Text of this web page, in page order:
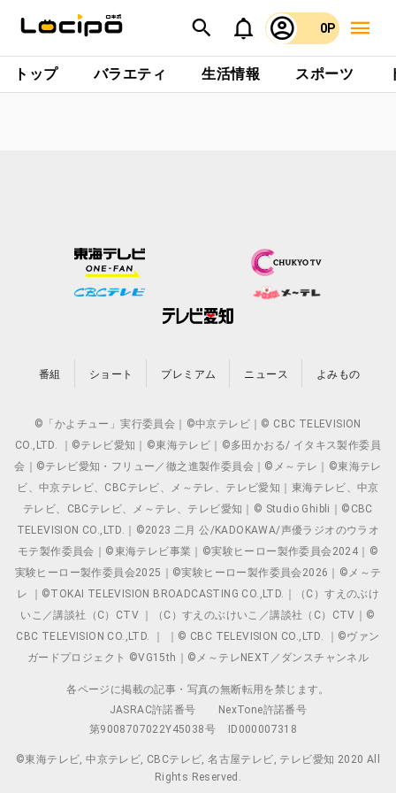
0P
トップ バラエティ 生活情報 スポーツ
番組 ショート プレミアム ニュース よみもの
©「かよチュー」実行委員会｜©中京テレビ｜© CBC TELEVISION
CO.,LTD. ｜©テレビ愛知｜©東海テレビ｜©多田かおる/ イタキス製作委員
会｜©テレビ愛知・フリュー／徹之進製作委員会｜©メ～テレ｜©東海テレ
ビ、中京テレビ、CBCテレビ、メ～テレ、テレビ愛知｜東海テレビ、中京
テレビ、CBCテレビ、メ～テレ、テレビ愛知｜© Studio Ghibli｜©CBC
TELEVISION CO.,LTD.｜©2023 二月 公/KADOKAWA/声優ラジオのウラオ
モテ製作委員会｜©東海テレビ事業｜©実験ヒーロー製作委員会2024｜©
実験ヒーロー製作委員会2025｜©実験ヒーロー製作委員会2026｜©メ～テ
レ ｜©TOKAI TELEVISION BROADCASTING CO.,LTD.｜（C）すえのぶけ
いこ／講談社（C）CTV ｜（C）すえのぶけいこ／講談社（C）CTV｜©
CBC TELEVISION CO.,LTD. ｜ ｜© CBC TELEVISION CO.,LTD. ｜©ヴァン
ガードプロジェクト ©VG15th｜©メ～テレNEXT／ダンスチャンネル
各ページに掲載の記事・写真の無断転用を禁じます。
JASRAC許諾番号
NexTone許諾番号
第9008707022Y45038号
ID000007318
©東海テレビ, 中京テレビ, CBCテレビ, 名古屋テレビ, テレビ愛知 2020 All
Rights Reserved.